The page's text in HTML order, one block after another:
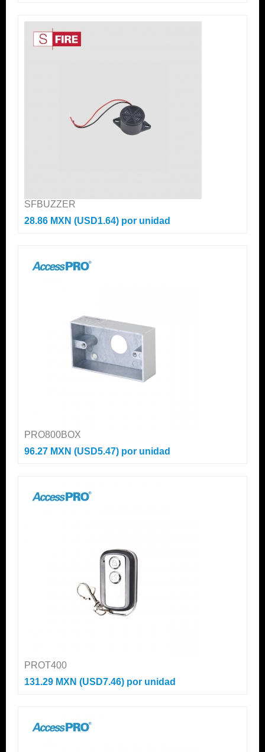
SFBUZZER
28.86 MXN (USD1.64) por unidad
PRO800BOX
96.27 MXN (USD5.47) por unidad
PROT400
131.29 MXN (USD7.46) por unidad